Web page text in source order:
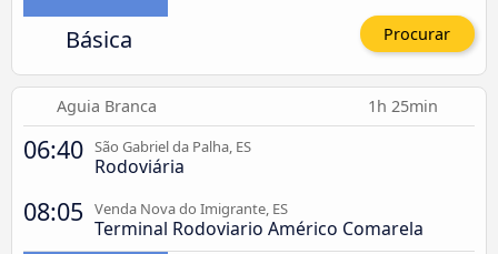
Básica Procurar
Aguia Branca 1h 25min
06:40 São Gabriel da Palha, ES
Rodoviária
08:05 Venda Nova do Imigrante, ES
Terminal Rodoviario Américo Comarela